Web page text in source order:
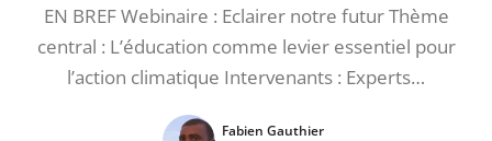
EN BREF Webinaire : Eclairer notre futur Thème
central : L’éducation comme levier essentiel pour
l’action climatique Intervenants : Experts…
Fabien Gauthier